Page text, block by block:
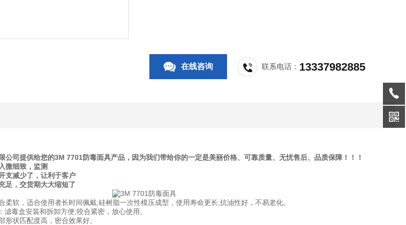
在线咨询 联系电话： 13337982885
公司提供给您的3M 7701防毒面具产品，因为我们带给你的一定是美丽价格、可靠质量、无忧售后、品质保障！！！
微细致，监测
支减少了，让利于客户
足，交货期大大缩短了
柔软，适合使用者长时间佩戴;硅树脂一次性模压成型，使用寿命更长;抗油性好，不易老化。
毒盒安装和拆卸方便;咬合紧密，放心使用。
状匹配度高，密合效果好。